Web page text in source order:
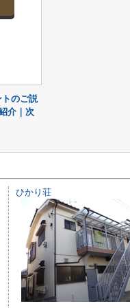
のご説
介｜次
ひかり荘